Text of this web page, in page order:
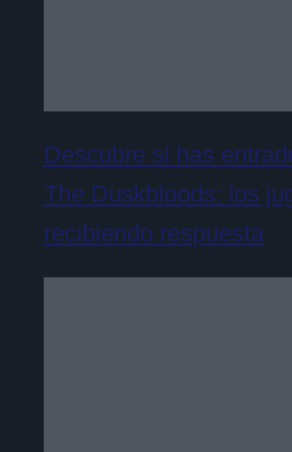
Descubre si has
The Duskbloods: los
recibiendo respuesta